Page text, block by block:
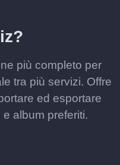
più completo per
tra più servizi. Offre
ed esportare
album preferiti.